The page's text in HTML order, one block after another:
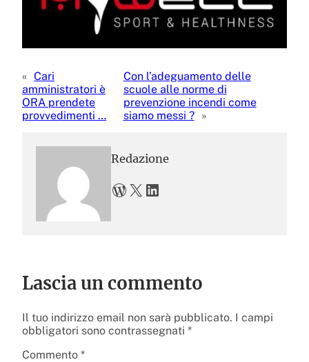
« Cari
amministratori è
ORA prendete
provvedimenti …
Con l’adeguamento delle
scuole alle norme di
prevenzione incendi come
siamo messi ?
»
Redazione
WordPress X LinkedIn
Lascia un commento
Il tuo indirizzo email non sarà pubblicato. I campi
obbligatori sono contrassegnati *
Commento *